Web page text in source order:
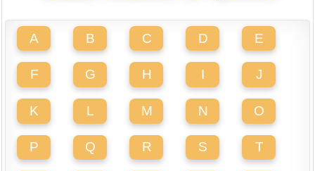
A B C D E
F G H I J
K L M N O
P Q R S T